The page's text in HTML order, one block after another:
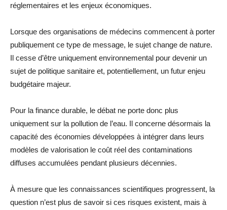
réglementaires et les enjeux économiques.
Lorsque des organisations de médecins commencent à porter
publiquement ce type de message, le sujet change de nature.
Il cesse d’être uniquement environnemental pour devenir un
sujet de politique sanitaire et, potentiellement, un futur enjeu
budgétaire majeur.
Pour la finance durable, le débat ne porte donc plus
uniquement sur la pollution de l’eau. Il concerne désormais la
capacité des économies développées à intégrer dans leurs
modèles de valorisation le coût réel des contaminations
diffuses accumulées pendant plusieurs décennies.
À mesure que les connaissances scientifiques progressent, la
question n’est plus de savoir si ces risques existent, mais à